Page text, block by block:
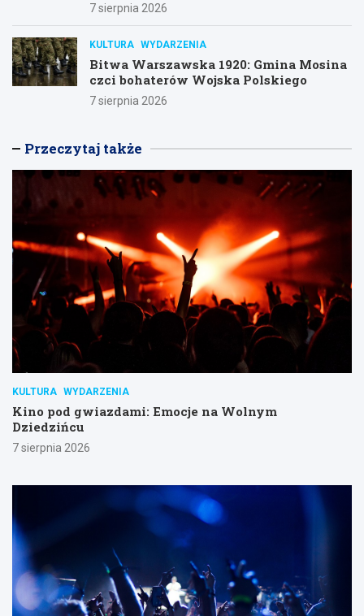
7 sierpnia 2026
KULTURA WYDARZENIA
Bitwa Warszawska 1920: Gmina Mosina
czci bohaterów Wojska Polskiego
7 sierpnia 2026
Przeczytaj także
KULTURA WYDARZENIA
Kino pod gwiazdami: Emocje na Wolnym
Dziedzińcu
7 sierpnia 2026